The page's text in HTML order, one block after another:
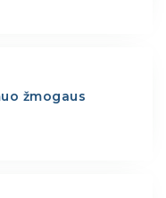
žmogaus